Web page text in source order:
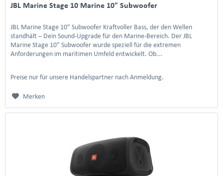
JBL Marine Stage 10 Marine 10" Subwoofer
JBL Marine Stage 10" Subwoofer Kraftvoller Bass, der den Wellen
standhält – Dein Sound-Upgrade für den Marine-Bereich. Der JBL
Marine Stage 10" Subwoofer wurde speziell für die extremen
Anforderungen im maritimen Umfeld entwickelt. Ob...
Preise nur für unsere Handelspartner nach Anmeldung.
Merken